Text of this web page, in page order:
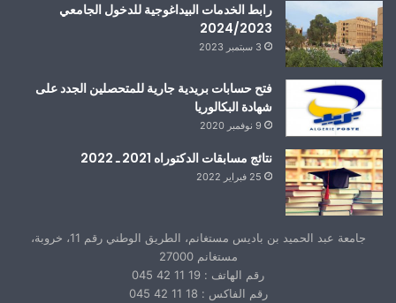
رابط الخدمات البيداغوجية للدخول الجامعي
2024/2023
3 سبتمبر 2023
فتح حسابات بريدية جارية للمتحصلين الجدد على
شهادة البكالوريا
9 نوفمبر 2020
نتائج مسابقات الدكتوراه 2021 ـ 2022
25 فبراير 2022
جامعة عبد الحميد بن باديس مستغانم، الطريق الوطني رقم 11، خروبة،
مستغانم 27000
رقم الهاتف : 19 11 42 045
رقم الفاكس : 18 11 42 045